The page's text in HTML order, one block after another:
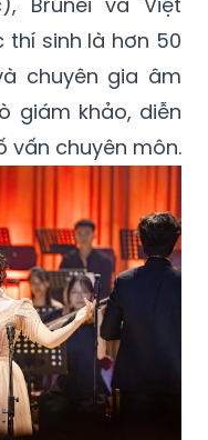
thí sinh là hơn 50
chuyên gia âm
giám khảo, diễn
vấn chuyên môn.